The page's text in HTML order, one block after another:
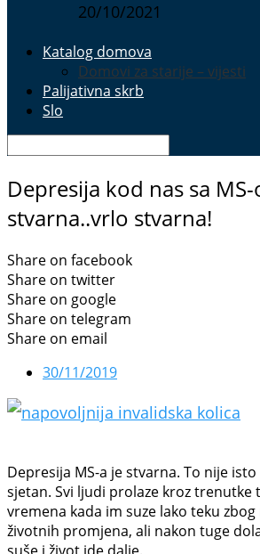
20/10/2021
Katalog domova
Domovi za starije – vijesti
Palijativna skrb
Slo
Depresija kod nas sa
stvarna..vrlo stvarna!
Share on facebook
Share on twitter
Share on google
Share on telegram
Share on email
30/11/2019
Depresija MS-a je stvarna. To nije
sjetan. Svi ljudi prolaze kroz trenutke
vremena kada im suze lako teku
životnih promjena, ali nakon tuge